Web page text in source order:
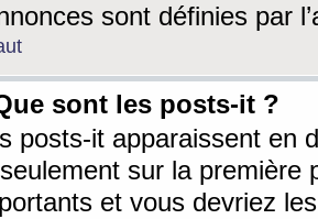
sont définies par
sont les posts-it ?
posts-it apparaissent en
sur la première
et vous devriez